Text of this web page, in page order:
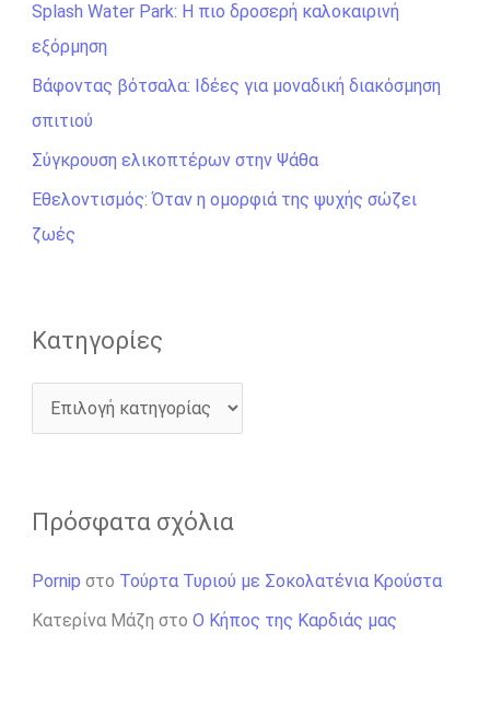
τ
η
σ
η
γ
ι
α
Splash Water Park: Η πιο δροσερή καλοκαιρινή
εξόρμηση
Βάφοντας βότσαλα: Ιδέες για μοναδική διακόσμηση
σπιτιού
Σύγκρουση ελικοπτέρων στην Ψάθα
Εθελοντισμός: Όταν η ομορφιά της ψυχής σώζει
ζωές
Kατηγορίες
Πρόσφατα σχόλια
Pornip στο Τούρτα Τυριού με Σοκολατένια Κρούστα
Κατερίνα Μάζη στο Ο Κήπος της Καρδιάς μας